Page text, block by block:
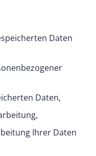
Daten
Daten,
Ihrer Daten